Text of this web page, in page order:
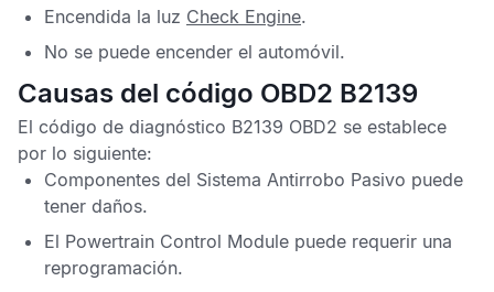
Encendida la luz Check Engine.
No se puede encender el automóvil.
Causas del código OBD2 B2139
El código de diagnóstico B2139 OBD2 se establece
por lo siguiente:
Componentes del Sistema Antirrobo Pasivo puede
tener daños.
El Powertrain Control Module puede requerir una
reprogramación.